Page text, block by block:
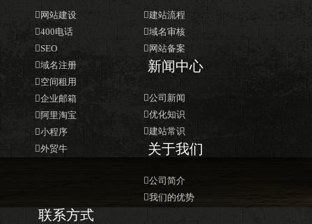
 网站建设
400电话
 SEO
域名注册
 空间租用
企业邮箱
 阿里淘宝
小程序
外贸牛
建站流程
域名审核
 网站备案
新闻中心
公司新闻
优化知识
建站常识
关于我们
公司简介
我们的优势
联系方式